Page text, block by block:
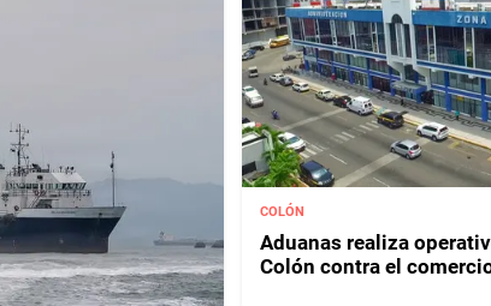
COLÓN
Aduanas realiza
Colón contra el